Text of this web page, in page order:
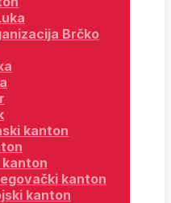
Brčko
kanton
kanton
kanton
kanton